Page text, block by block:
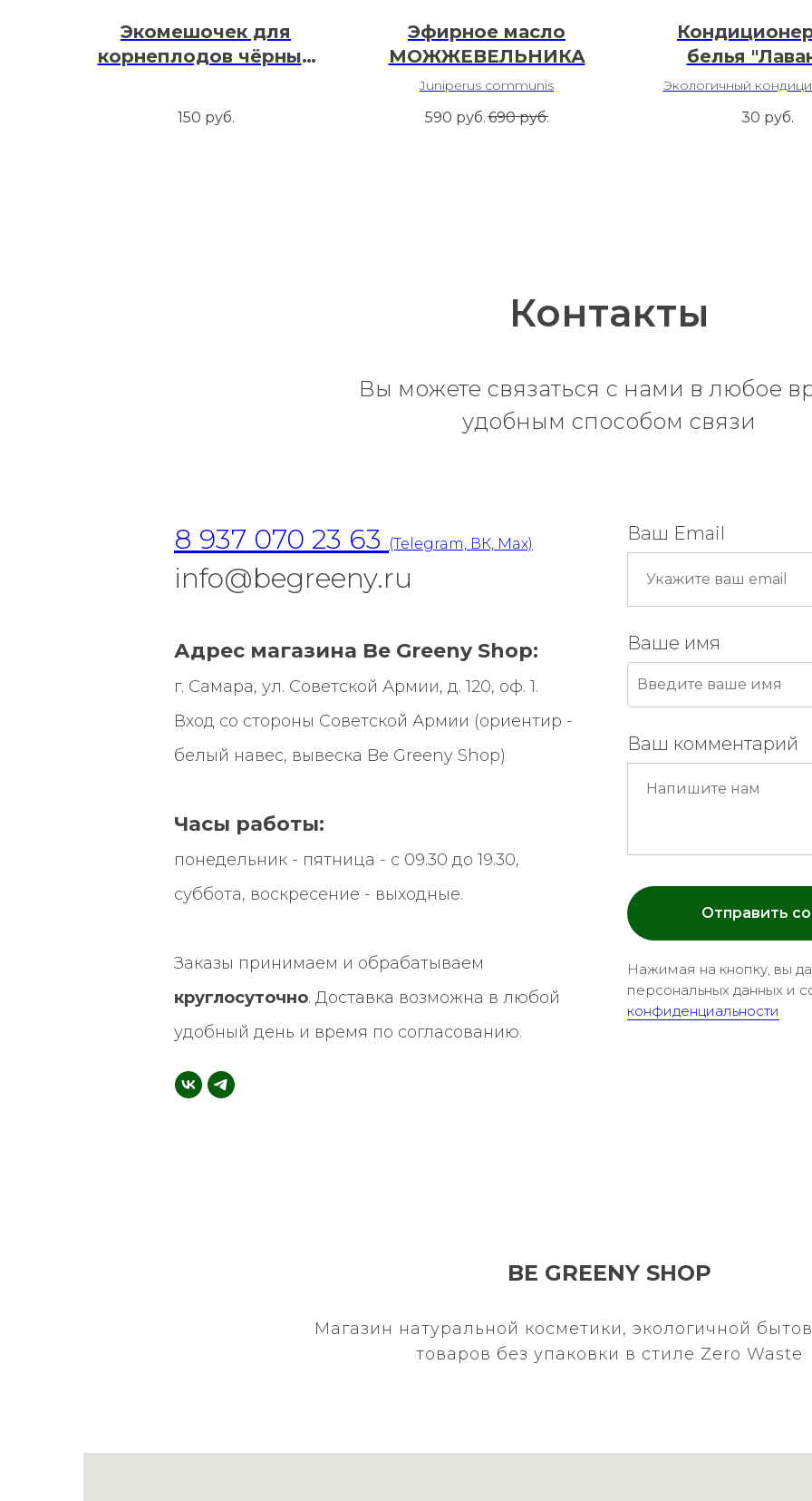
Экомешочек для
корнеплодов чёрный
150 руб.
Эфирное масло
МОЖЖЕВЕЛЬНИКА
Juniperus communis
590 руб.690 руб.
белья
Экологичный
машинной и
30 руб.
Контакты
Вы можете связаться с нами в любое
удобным способом связи
8 937 070 23 63 (Telegram, ВК, Max)
info@begreeny.ru
Адрес магазина Be Greeny Shop:
г. Самара, ул. Советской Армии, д. 120, оф. 1.
Вход со стороны Советской Армии (ориентир -
белый навес, вывеска Be Greeny Shop)
Часы работы:
понедельник - пятница - с 09.30 до 19.30,
суббота, воскресение - выходные.
Заказы принимаем и обрабатываем
круглосуточно. Доставка возможна в любой
удобный день и время по согласованию.
Ваш Email
Ваше имя
Ваш комментарий
Отправить
Нажимая на кнопку, вы
персональных данных и
конфиденциальности
BE GREENY SHOP
Магазин натуральной косметики, экологичной
товаров без упаковки в стиле Zero Waste